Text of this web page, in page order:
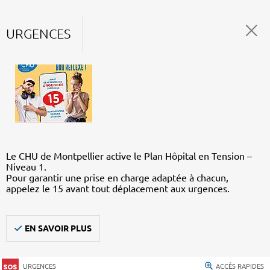
URGENCES
Le CHU de Montpellier active le Plan Hôpital en Tension –
Niveau 1.
Pour garantir une prise en charge adaptée à chacun,
appelez le 15 avant tout déplacement aux urgences.
EN SAVOIR PLUS
URGENCES ACCÈS RAPIDES